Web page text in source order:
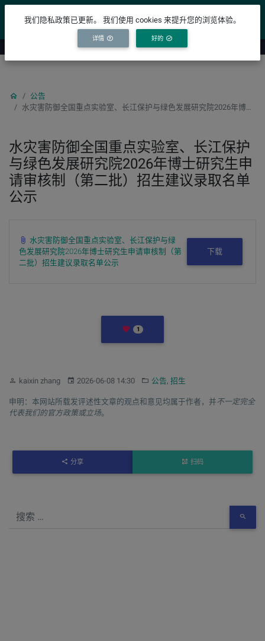
YICODE
公告
水灾害防御全国重点实验室、长江保护与绿色发展研究院2026年博士研究生申请审核制（第二批）招生建议录取名单公示
水灾害防御全国重点实验室、长江保护
与绿色发展研究院2026年博士研究生申
请审核制（第二批）招生建议录取名单
公示
下载
水灾害防御全国重点实验室、长江保护与绿
色发展研究院2026年博士研究生申请审核制（第
二批）招生建议录取名单公示
1 LIKES
作者：kaixin zhang 发布：2026-06-08 14:30 分类：
公告, 招生
申明：本网站所载发评述性文章的观点和意见均属于作者，并 不一定完全
代表我们的官方政策或立场。
分享 扫码
我们隐私政策已更新。 我们使用 cookies 来提升您的浏览体验。
详情 好的